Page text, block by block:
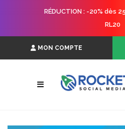
RÉDUCTION : -20% dès
RL20
MON COMPTE